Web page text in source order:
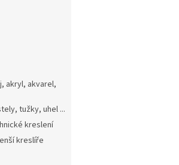
akryl, akvarel,
tužky, uhel ...
kreslení
kreslíře